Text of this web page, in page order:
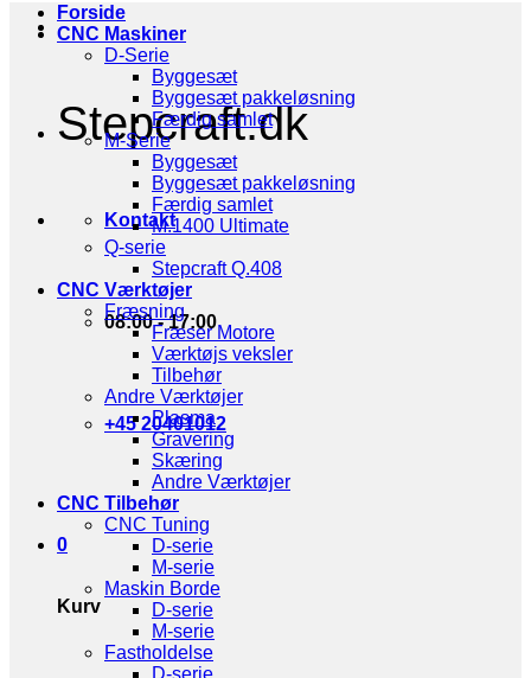
Stepcraft.dk
Kontakt
08:00 - 17:00
+45 20401012
0
Kurv
Forside
CNC Maskiner
D-Serie
Byggesæt
Byggesæt pakkeløsning
Færdig samlet
M-Serie
Byggesæt
Byggesæt pakkeløsning
Færdig samlet
M.1400 Ultimate
Q-serie
Stepcraft Q.408
CNC Værktøjer
Fræsning
Fræser Motore
Værktøjs veksler
Tilbehør
Andre Værktøjer
Plasma
Gravering
Skæring
Andre Værktøjer
CNC Tilbehør
CNC Tuning
D-serie
M-serie
Maskin Borde
D-serie
M-serie
Fastholdelse
D-serie